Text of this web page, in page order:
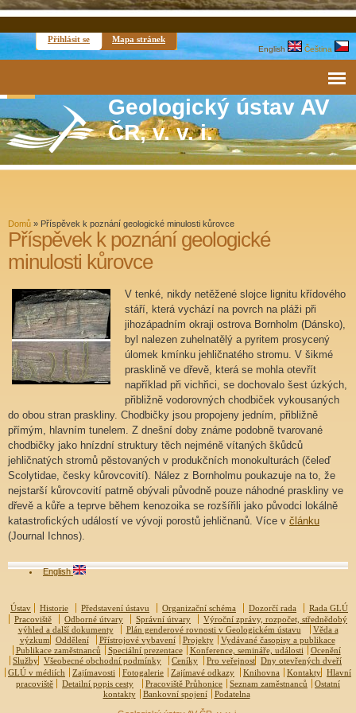
Přihlásit se Mapa stránek
English Čeština
Geologický ústav AV
ČR, v. v. i.
Domů » Příspěvek k poznání geologické minulosti kůrovce
Příspěvek k poznání geologické
minulosti kůrovce
V tenké, nikdy netěžené slojce lignitu křídového
stáří, která vychází na povrch na pláži při
jihozápadním okraji ostrova Bornholm (Dánsko),
byl nalezen zuhelnatělý a pyritem prosycený
úlomek kmínku jehličnatého stromu. V šikmé
prasklině ve dřevě, která se mohla otevřít
například při vichřici, se dochovalo šest úzkých,
přibližně vodorovných chodbiček vykousaných
do obou stran praskliny. Chodbičky jsou propojeny jedním, přibližně
přímým, hlavním tunelem. Z dnešní doby známe podobně tvarované
chodbičky jako hnízdní struktury těch nejméně vítaných škůdců
jehličnatých stromů pěstovaných v produkčních monokulturách (čeleď
Scolytidae, česky kůrovcovití). Nález z Bornholmu poukazuje na to, že
nejstarší kůrovcovití patrně obývali původně pouze náhodné praskliny ve
dřevě a kůře a teprve během kenozoika se rozšířili jako původci lokálně
katastrofických událostí ve vývoji porostů jehličnanů. Více v článku
(Journal Ichnos).
English
Ústav Historie Představení ústavu Organizační schéma Dozorčí rada
Rada GLÚ
Pracoviště
Odborné útvary Správní útvary
Výroční zprávy, rozpočet, střednědobý
výhled a další dokumenty
Plán genderové rovnosti v Geologickém ústavu
Věda a
výzkum
Oddělení Přístrojové vybavení Projekty
Vydávané časopisy a publikace
Publikace zaměstnanců
Speciální prezentace Konference, semináře, události
Ocenění
Služby Všeobecné obchodní podmínky Ceníky Pro veřejnost Dny otevřených dveří
GLÚ v médiích
Zajímavosti Fotogalerie Zajímavé odkazy Knihovna Kontakty Hlavní
pracoviště
Detailní popis cesty Pracoviště Průhonice Seznam zaměstnanců
Ostatní
kontakty
Bankovní spojení Podatelna